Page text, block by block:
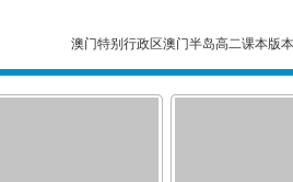
澳门特别行政区澳门半岛高二课本版本